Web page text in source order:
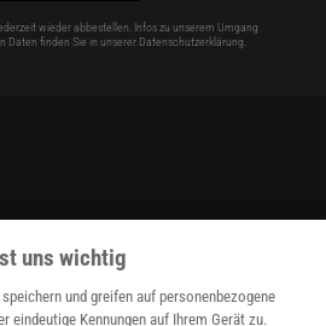
wieder abbestellen. Infos zu unserem Umgang
Daten finden Sie in unserer Datenschutzerklärung.
uns wichtig
und greifen auf personenbezogene
eindeutige Kennungen auf Ihrem Gerät zu.